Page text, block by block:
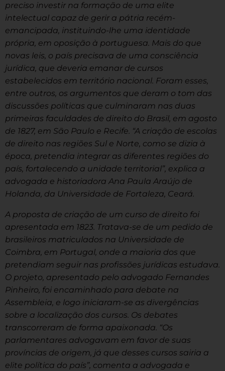
preciso investir na formação de uma elite
intelectual capaz de gerir a pátria recém-
emancipada, instituindo-lhe uma identidade
própria, em oposição à portuguesa. Mais do que
novas leis, o país precisava de uma consciência
jurídica, que deveria emanar de cursos
estabelecidos em território nacional. Foram esses,
entre outros, os argumentos que deram o tom das
discussões políticas que culminaram nas duas
primeiras faculdades de direito do Brasil, em agosto
de 1827, em São Paulo e Recife. “A criação de escolas
de direito nas regiões Sul e Norte, como se dizia à
época, pretendia integrar as diferentes regiões do
país, fortalecendo a unidade territorial”, explica a
advogada e historiadora Ana Paula Araújo de
Holanda, da Universidade de Fortaleza, Ceará.
A proposta de criação de um curso de direito foi
apresentada em 1823. Tratava-se de um pedido de
brasileiros matriculados na Universidade de
Coimbra, em Portugal, onde a maioria dos que
pretendiam seguir nas profissões jurídicas estudava.
O projeto, apresentado pelo advogado Fernandes
Pinheiro, foi encaminhado para debate na
Assembleia, e logo iniciaram-se as divergências
sobre a localização dos cursos. Os debates
transcorreram de forma apaixonada. “Os
parlamentares advogavam em favor de suas
províncias de origem, já que desses cursos sairia a
elite política do país”, comenta a advogada e